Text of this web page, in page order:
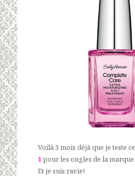
Voilà 3 mois déjà que je teste ce
1pour les ongles de la marque
Et je suis ravie!